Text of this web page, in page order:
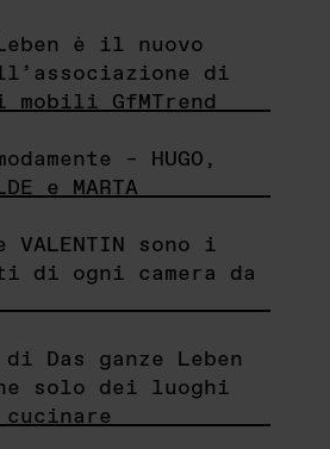
è il nuovo
di
GfMTrend
– HUGO,
e MARTA
VALENTIN sono i
di ogni camera da
di Das ganze Leben
solo dei luoghi